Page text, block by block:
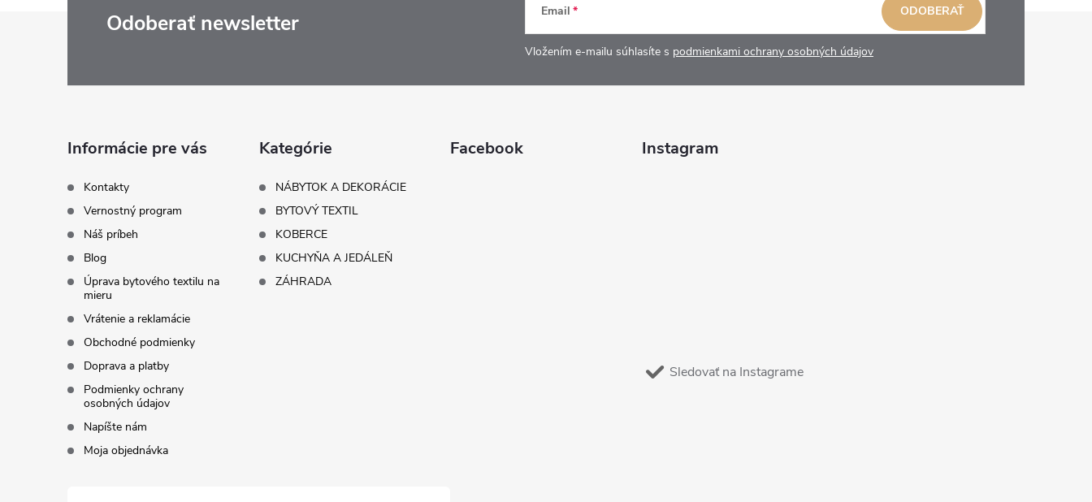
Odoberať newsletter Email
Vložením e-mailu súhlasíte s podmienkami ochrany osobných údajov
ODOBERAŤ
Informácie pre vás
Kontakty
Vernostný program
Náš príbeh
Blog
Úprava bytového textilu na
mieru
Vrátenie a reklamácie
Obchodné podmienky
Doprava a platby
Podmienky ochrany
osobných údajov
Napíšte nám
Moja objednávka
Kategórie
NÁBYTOK A DEKORÁCIE
BYTOVÝ TEXTIL
KOBERCE
KUCHYŇA A JEDÁLEŇ
ZÁHRADA
Facebook Instagram
Sledovať na Instagrame